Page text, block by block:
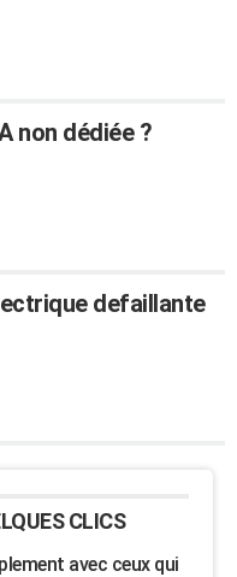
non dédiée ?
defaillante
CLICS
avec ceux qui